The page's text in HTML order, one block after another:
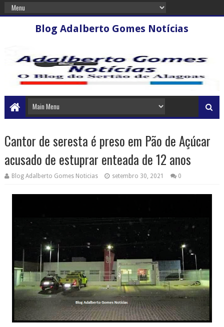
Blog Adalberto Gomes Notícias
Cantor de seresta é preso em Pão de Açúcar
acusado de estuprar enteada de 12 anos
Blog Adalberto Gomes Noticias setembro 30, 2021 0